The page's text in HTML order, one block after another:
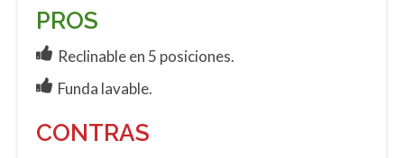
PROS
Reclinable en 5 posiciones.
Funda lavable.
CONTRAS